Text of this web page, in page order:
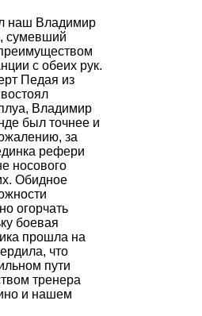
наш Владимир
сумевший
с обеих рук.
Педая из
Владимир
был точнее и
за
рефери
носового
Обидное
огорчать
боевая
прошла на
что
пути
тренера
и нашем